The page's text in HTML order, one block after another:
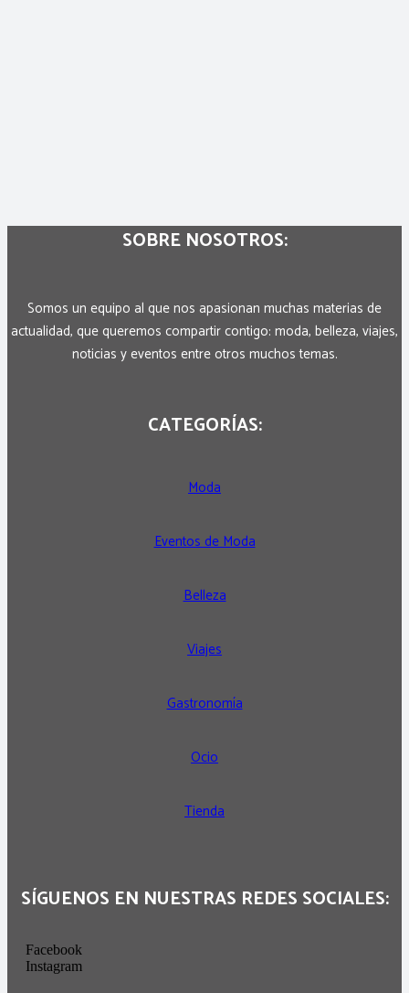
SOBRE NOSOTROS:
Somos un equipo al que nos apasionan muchas materias de
actualidad, que queremos compartir contigo: moda, belleza, viajes,
noticias y eventos entre otros muchos temas.
CATEGORÍAS:
Moda
Eventos de Moda
Belleza
Viajes
Gastronomía
Ocio
Tienda
SÍGUENOS EN NUESTRAS REDES SOCIALES:
Facebook
Instagram